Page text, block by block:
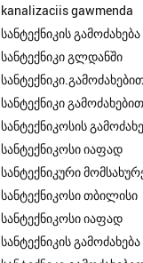
kanalizaciis gawmenda
სანტექნიკის გამოძახება
სანტექნიკი გლდანში
სანტექნიკი
სანტექნიკოსის
სანტექნიკოსი იაფად
სანტექნიკური
სანტექნიკოსი თბილისი
სანტექნიკოსი იაფად
სანტექნიკის გამოძახება